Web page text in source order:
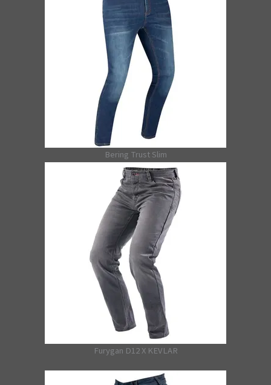
Bering Trust Slim
Furygan D12 X KEVLAR